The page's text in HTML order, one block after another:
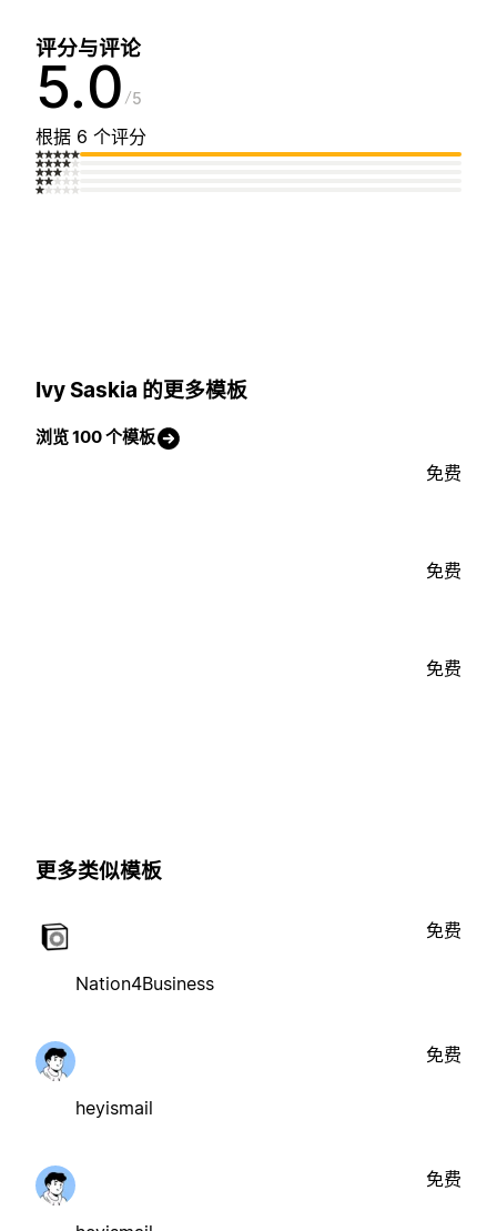
评分与评论
5.0 5
根据 6 个评分
Ivy Saskia 的更多模板
浏览 100 个模板
免费
免费
免费
更多类似模板
Nation4Business
免费
heyismail
免费
免费